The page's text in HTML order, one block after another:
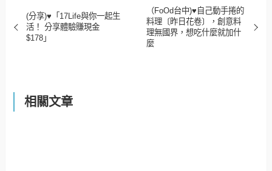
(分享)♥「17Life與你一起生
（FoOd台中)♥自己動手捲的
料理〔昨日花卷〕，創意料